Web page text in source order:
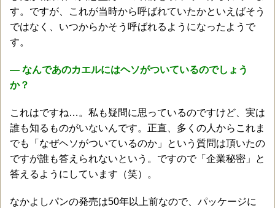
す。ですが、これが当時から呼ばれていたかといえばそう
ではなく、いつからかそう呼ばれるようになったようで
す。
― なんであのカエルにはヘソがついているのでしょう
か？
これはですね…。私も疑問に思っているのですけど、実は
誰も知るものがいないんです。正直、多くの人からこれま
でも「なぜヘソがついているのか」という質問は頂いたの
ですが誰も答えられないという。ですので「企業秘密」と
答えるようにしています（笑）。
なかよしパンの発売は50年以上前なので、パッケージに